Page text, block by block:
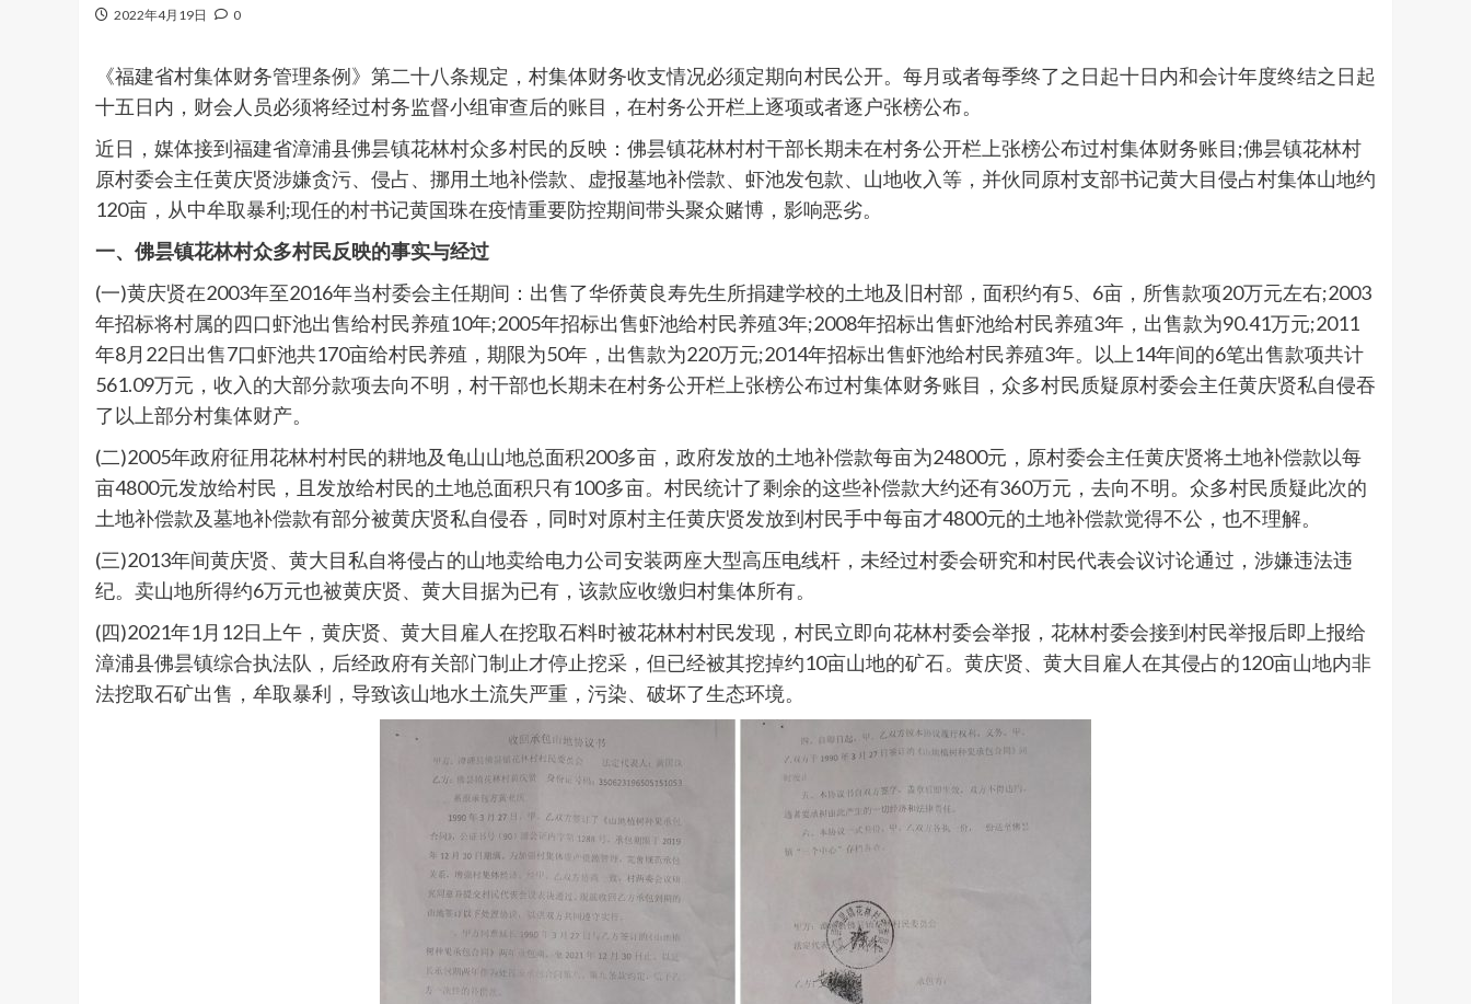
2022年4月19日 0
《福建省村集体财务管理条例》第二十八条规定，村集体财务收支情况必须定期向村民公开。每月或者每季终了之日起十日内和会计年度终结之日起
十五日内，财会人员必须将经过村务监督小组审查后的账目，在村务公开栏上逐项或者逐户张榜公布。
近日，媒体接到福建省漳浦县佛昙镇花林村众多村民的反映：佛昙镇花林村村干部长期未在村务公开栏上张榜公布过村集体财务账目;佛昙镇花林村
原村委会主任黄庆贤涉嫌贪污、侵占、挪用土地补偿款、虚报墓地补偿款、虾池发包款、山地收入等，并伙同原村支部书记黄大目侵占村集体山地约
120亩，从中牟取暴利;现任的村书记黄国珠在疫情重要防控期间带头聚众赌博，影响恶劣。
一、佛昙镇花林村众多村民反映的事实与经过
(一)黄庆贤在2003年至2016年当村委会主任期间：出售了华侨黄良寿先生所捐建学校的土地及旧村部，面积约有5、6亩，所售款项20万元左右;2003
年招标将村属的四口虾池出售给村民养殖10年;2005年招标出售虾池给村民养殖3年;2008年招标出售虾池给村民养殖3年，出售款为90.41万元;2011
年8月22日出售7口虾池共170亩给村民养殖，期限为50年，出售款为220万元;2014年招标出售虾池给村民养殖3年。以上14年间的6笔出售款项共计
561.09万元，收入的大部分款项去向不明，村干部也长期未在村务公开栏上张榜公布过村集体财务账目，众多村民质疑原村委会主任黄庆贤私自侵吞
了以上部分村集体财产。
(二)2005年政府征用花林村村民的耕地及龟山山地总面积200多亩，政府发放的土地补偿款每亩为24800元，原村委会主任黄庆贤将土地补偿款以每
亩4800元发放给村民，且发放给村民的土地总面积只有100多亩。村民统计了剩余的这些补偿款大约还有360万元，去向不明。众多村民质疑此次的
土地补偿款及墓地补偿款有部分被黄庆贤私自侵吞，同时对原村主任黄庆贤发放到村民手中每亩才4800元的土地补偿款觉得不公，也不理解。
(三)2013年间黄庆贤、黄大目私自将侵占的山地卖给电力公司安装两座大型高压电线杆，未经过村委会研究和村民代表会议讨论通过，涉嫌违法违
纪。卖山地所得约6万元也被黄庆贤、黄大目据为已有，该款应收缴归村集体所有。
(四)2021年1月12日上午，黄庆贤、黄大目雇人在挖取石料时被花林村村民发现，村民立即向花林村委会举报，花林村委会接到村民举报后即上报给
漳浦县佛昙镇综合执法队，后经政府有关部门制止才停止挖采，但已经被其挖掉约10亩山地的矿石。黄庆贤、黄大目雇人在其侵占的120亩山地内非
法挖取石矿出售，牟取暴利，导致该山地水土流失严重，污染、破坏了生态环境。